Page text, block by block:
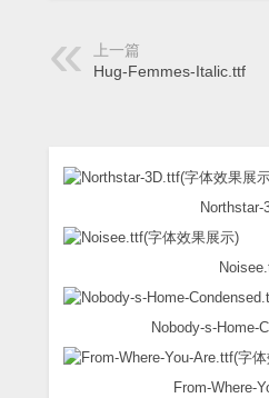
上一篇
Hug-Femmes-Italic.ttf
Northstar-
Nobody-s-Home-
From-Where-